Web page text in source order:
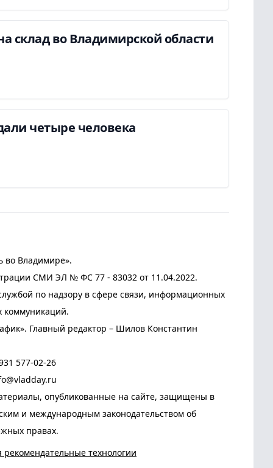
склад во Владимирской области
четыре человека
во Владимире».
СМИ ЭЛ № ФС 77 - 83032 от 11.04.2022.
по надзору в сфере связи, информационных
коммуникаций.
Главный редактор – Шилов Константин
577-02-26
опубликованные на сайте, защищены в
и международным законодательством об
правах.
рекомендательные технологии